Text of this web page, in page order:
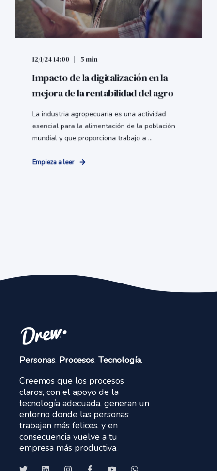
12/1/24 14:00 5 min
Impacto de la digitalización en la
mejora de la rentabilidad del agro
La industria agropecuaria es una actividad
esencial para la alimentación de la población
mundial y que proporciona trabajo a ...
Empieza a leer
Personas. Procesos. Tecnología.
Creemos que los procesos
claros, con el apoyo de la
tecnología adecuada, generan un
entorno donde las personas
trabajan más felices, y en
consecuencia vuelve a tu
empresa más productiva.